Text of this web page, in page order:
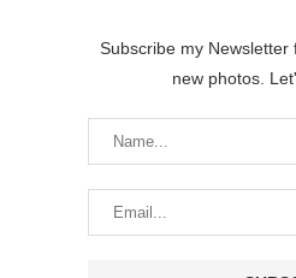
Subscribe my
new photos.